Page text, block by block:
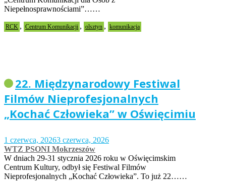
Niepełnosprawnościami”……
RCK , Centrum Komunikacji , olsztyn , komunikacja
22. Międzynarodowy Festiwal
Filmów Nieprofesjonalnych
„Kochać Człowieka” w Oświęcimiu
1 czerwca, 20263 czerwca, 2026
WTZ PSONI Mokrzeszów
W dniach 29-31 stycznia 2026 roku w Oświęcimskim
Centrum Kultury, odbył się Festiwal Filmów
Nieprofesjonalnych „Kochać Człowieka”. To już 22……